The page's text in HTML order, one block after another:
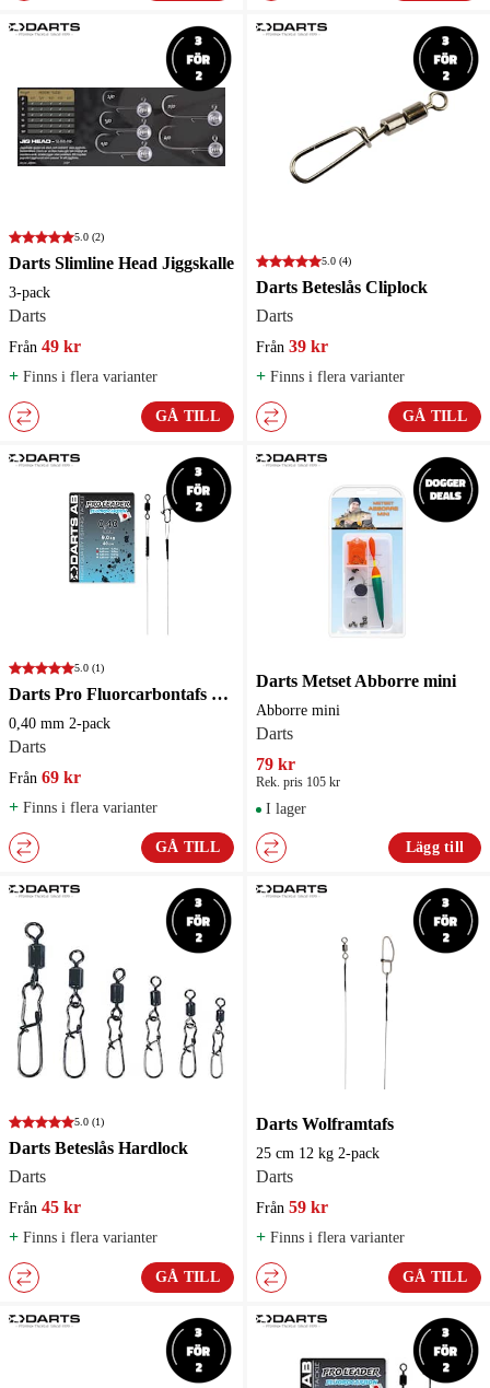
5.0 (2)
Darts Slimline Head Jiggskalle
3-pack
Darts
Från 49 kr
+ Finns i flera varianter
GÅ TILL
5.0 (4)
Darts Beteslås Cliplock
Darts
Från 39 kr
+ Finns i flera varianter
GÅ TILL
5.0 (1)
Darts Pro Fluorcarbontafs Light Abborre/Gös 40 cm
0,40 mm 2-pack
Darts
Från 69 kr
+ Finns i flera varianter
GÅ TILL
Darts Metset Abborre mini
Abborre mini
Darts
79 kr
Rek. pris 105 kr
I lager
Lägg till
5.0 (1)
Darts Beteslås Hardlock
Darts
Från 45 kr
+ Finns i flera varianter
GÅ TILL
Darts Wolframtafs
25 cm 12 kg 2-pack
Darts
Från 59 kr
+ Finns i flera varianter
GÅ TILL